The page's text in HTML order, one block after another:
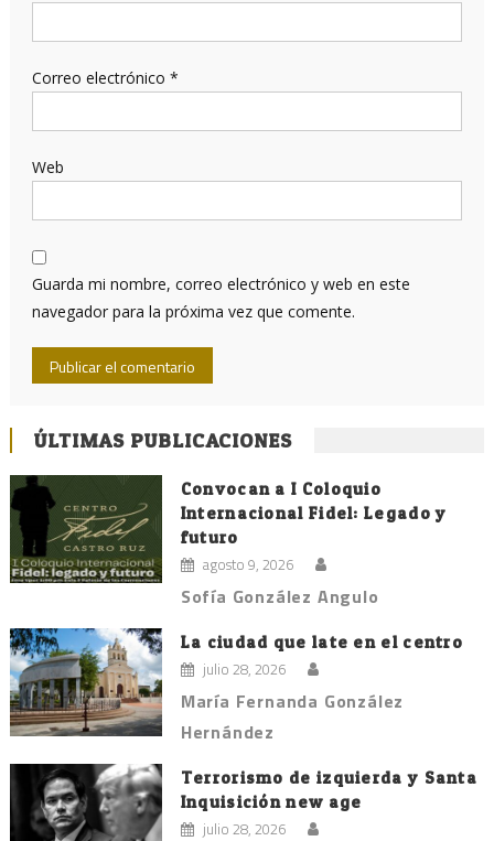
Correo electrónico *
Web
Guarda mi nombre, correo electrónico y web en este
navegador para la próxima vez que comente.
ÚLTIMAS PUBLICACIONES
Convocan a I Coloquio
Internacional Fidel: Legado y
futuro
agosto 9, 2026
Sofía González Angulo
La ciudad que late en el centro
julio 28, 2026
María Fernanda González
Hernández
Terrorismo de izquierda y Santa
Inquisición new age
julio 28, 2026